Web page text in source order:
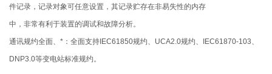
件记录，记录对象可任意设置，其记录贮存在非易失性的内存
中，非常有利于装置的调试和故障分析。
通讯规约全面、*：全面支持IEC61850规约、UCA2.0规约、IEC61870-103、
DNP3.0等变电站标准规约。